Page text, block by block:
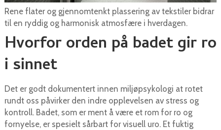
Rene flater og gjennomtenkt plassering av tekstiler bidrar
til en ryddig og harmonisk atmosfære i hverdagen.
Hvorfor orden på badet gir ro
i sinnet
Det er godt dokumentert innen miljøpsykologi at rotet
rundt oss påvirker den indre opplevelsen av stress og
kontroll. Badet, som er ment å være et rom for ro og
fornyelse, er spesielt sårbart for visuell uro. Et fuktig